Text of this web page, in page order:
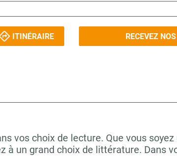
ITINÉRAIRE RECEVEZ
vos choix de lecture. Que vous
à un grand choix de littérature. Dans